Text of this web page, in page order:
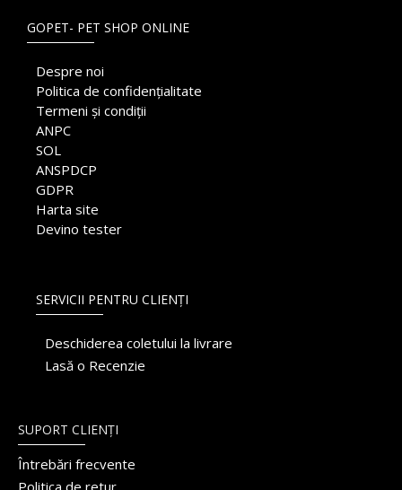
GOPET- PET SHOP ONLINE
Despre noi
Politica de confidențialitate
Termeni și condiții
ANPC
SOL
ANSPDCP
GDPR
Harta site
Devino tester
SERVICII PENTRU CLIENȚI
Deschiderea coletului la livrare
Lasă o Recenzie
SUPORT CLIENȚI
Întrebări frecvente
Politica de retur